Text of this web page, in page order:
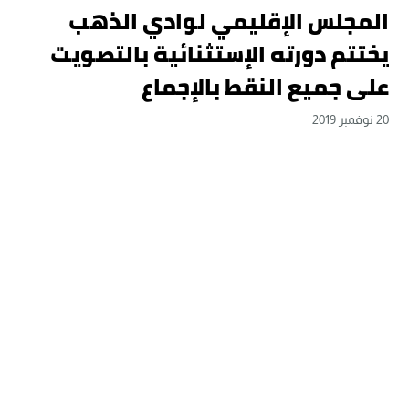
المجلس الإقليمي لوادي الذهب
يختتم دورته الإستثنائية بالتصويت
على جميع النقط بالإجماع
20 نوفمبر 2019